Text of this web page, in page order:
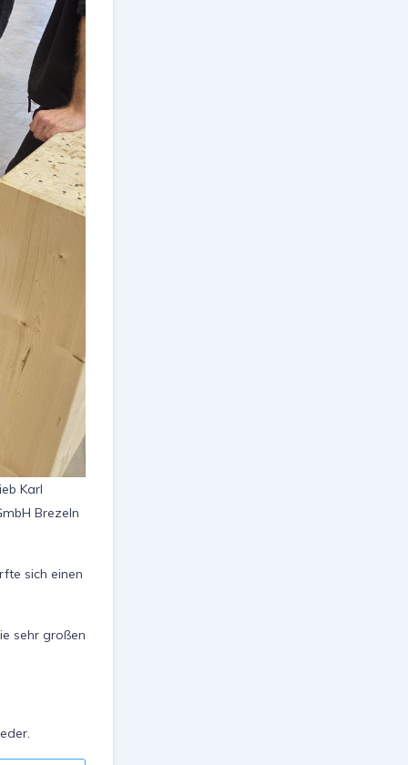
Karl
Brezeln
sich einen
sehr großen